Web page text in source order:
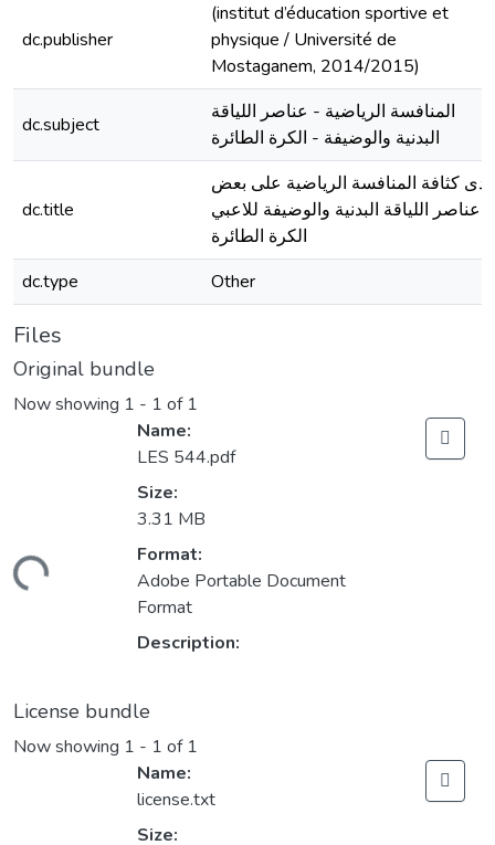
dc.publisher
(institut d’éducation sportive et
physique / Université de
Mostaganem, 2014/2015)
dc.subject
المنافسة الرياضية - عناصر اللياقة
البدنية والوضيفة - الكرة الطائرة
dc.title
كثافة المنافسة الرياضية على بعض
عناصر اللياقة البدنية والوضيفة للاعبي
الكرة الطائرة
dc.type
Other
Files
Original bundle
Now showing 1 - 1 of 1
Name:
LES 544.pdf
Size:
3.31 MB
Format:
Adobe Portable Document
Format
Description:
License bundle
Now showing 1 - 1 of 1
Name:
license.txt
Size: